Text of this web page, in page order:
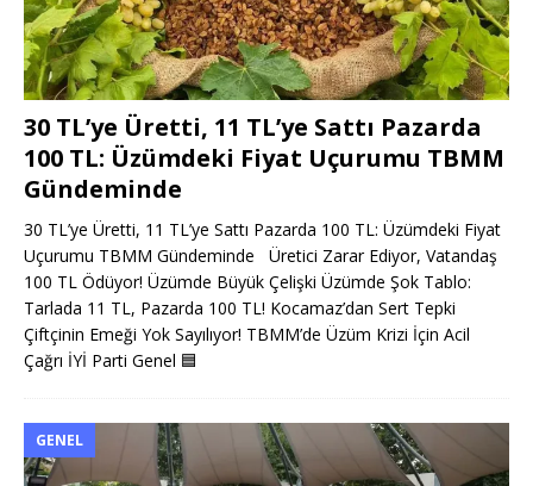
30 TL’ye Üretti, 11 TL’ye Sattı Pazarda
100 TL: Üzümdeki Fiyat Uçurumu TBMM
Gündeminde
30 TL’ye Üretti, 11 TL’ye Sattı Pazarda 100 TL: Üzümdeki Fiyat
Uçurumu TBMM Gündeminde Üretici Zarar Ediyor, Vatandaş
100 TL Ödüyor! Üzümde Büyük Çelişki Üzümde Şok Tablo:
Tarlada 11 TL, Pazarda 100 TL! Kocamaz’dan Sert Tepki
Çiftçinin Emeği Yok Sayılıyor! TBMM’de Üzüm Krizi İçin Acil
Çağrı İYİ Parti Genel 🟦
GENEL